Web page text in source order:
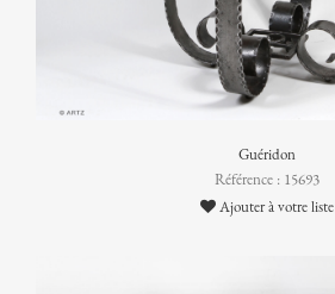
Guéridon
Référence : 15693
Ajouter à votre liste